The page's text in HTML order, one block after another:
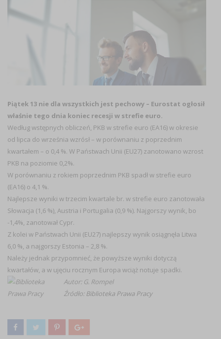
Piątek 13 nie dla wszystkich jest pechowy – Eurostat ogłosił
właśnie tego dnia koniec recesji w strefie euro.
Według wstępnych obliczeń, PKB w strefie euro (EA16) w okresie
od lipca do września wzrósł – w porównaniu z poprzednim
kwartałem – o 0,4 %. W Państwach Unii (EU27) zanotowano wzrost
PKB na poziomie 0,2%.
W porównaniu z rokiem poprzednim PKB spadł w strefie euro
(EA16) o 4,1 %.
Najlepsze wyniki w trzecim kwartale br. w strefie euro zanotowała
Słowacja (1,6 %), Austria i Portugalia (0,9 %). Najgorszy wynik, bo
-1,4%, zanotował Cypr.
Z kolei w Państwach Unii (EU27) najlepszy wynik osiągnęła Litwa
6,0 %, a najgorszy Estonia – 2,8 %.
Należy jednak przypomnieć, że powyższe wyniki dotyczą
kwartałów, a w ujęciu rocznym Europa wciąż notuje spadki.
Autor: G. Rompel
Źródło:Biblioteka Prawa Pracy